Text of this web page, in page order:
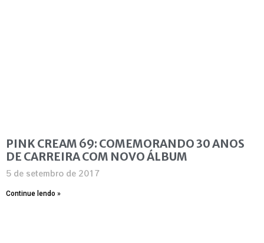
PINK CREAM 69: COMEMORANDO 30 ANOS
DE CARREIRA COM NOVO ÁLBUM
5 de setembro de 2017
Continue lendo »